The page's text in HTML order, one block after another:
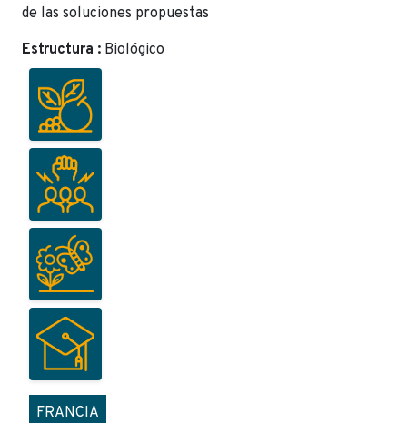
de las soluciones propuestas
Estructura : Biológico
FRANCIA